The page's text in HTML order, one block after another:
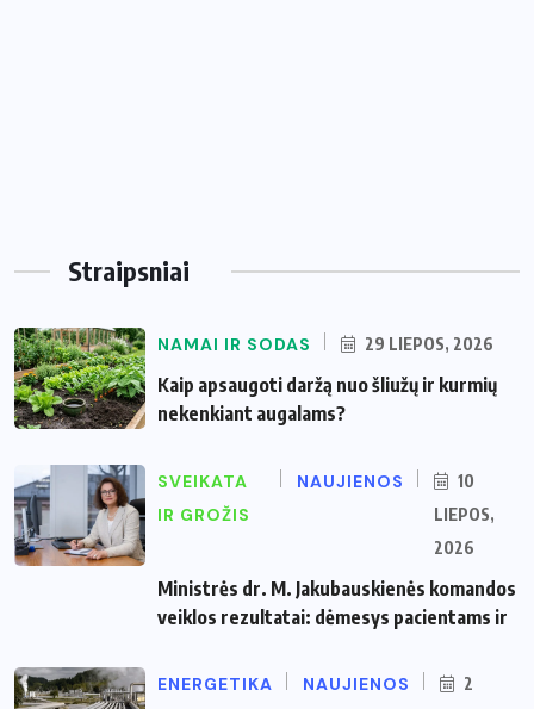
Straipsniai
NAMAI IR SODAS 29 LIEPOS, 2026
Kaip apsaugoti daržą nuo šliužų ir kurmių
nekenkiant augalams?
SVEIKATA
IR GROŽIS
NAUJIENOS
10
LIEPOS,
2026
Ministrės dr. M. Jakubauskienės komandos
veiklos rezultatai: dėmesys pacientams ir
ENERGETIKA NAUJIENOS
2